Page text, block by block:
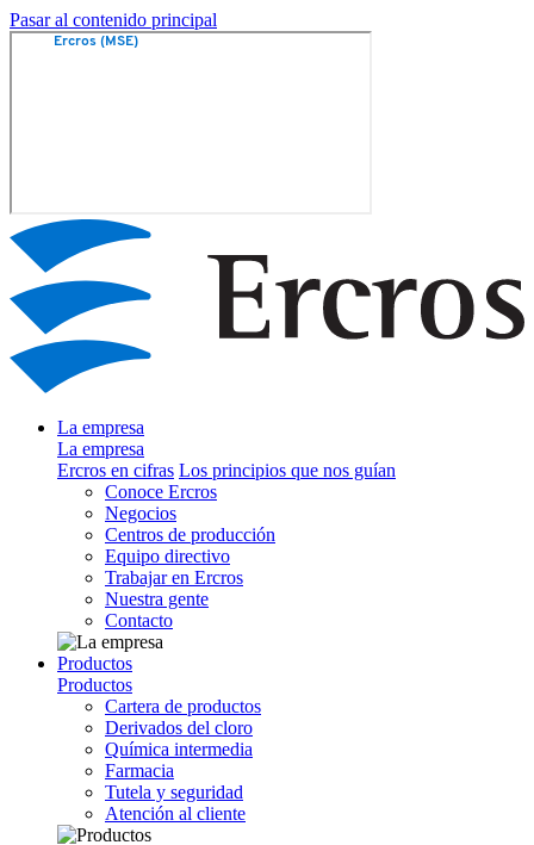
Pasar al contenido principal
La empresa
La empresa
Ercros en cifras Los principios que nos guían
Conoce Ercros
Negocios
Centros de producción
Equipo directivo
Trabajar en Ercros
Nuestra gente
Contacto
Productos
Productos
Cartera de productos
Derivados del cloro
Química intermedia
Farmacia
Tutela y seguridad
Atención al cliente